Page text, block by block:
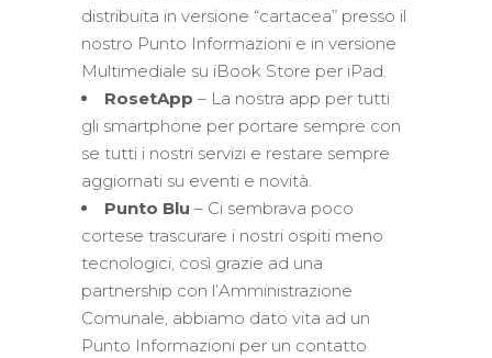
distribuita in versione “cartacea” presso il
nostro Punto Informazioni e in versione
Multimediale su iBook Store per iPad.
RosetApp – La nostra app per tutti
gli smartphone per portare sempre con
se tutti i nostri servizi e restare sempre
aggiornati su eventi e novità.
Punto Blu – Ci sembrava poco
cortese trascurare i nostri ospiti meno
tecnologici, così grazie ad una
partnership con l’Amministrazione
Comunale, abbiamo dato vita ad un
Punto Informazioni per un contatto